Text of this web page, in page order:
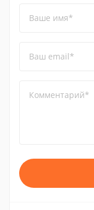
Ваше имя*
Ваш email*
Комментарий*